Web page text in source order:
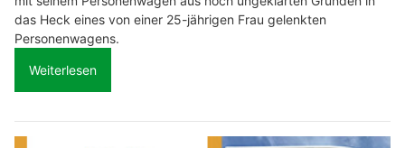
das Heck eines von einer 25-jährigen Frau gelenkten
Personenwagens.
Weiterlesen